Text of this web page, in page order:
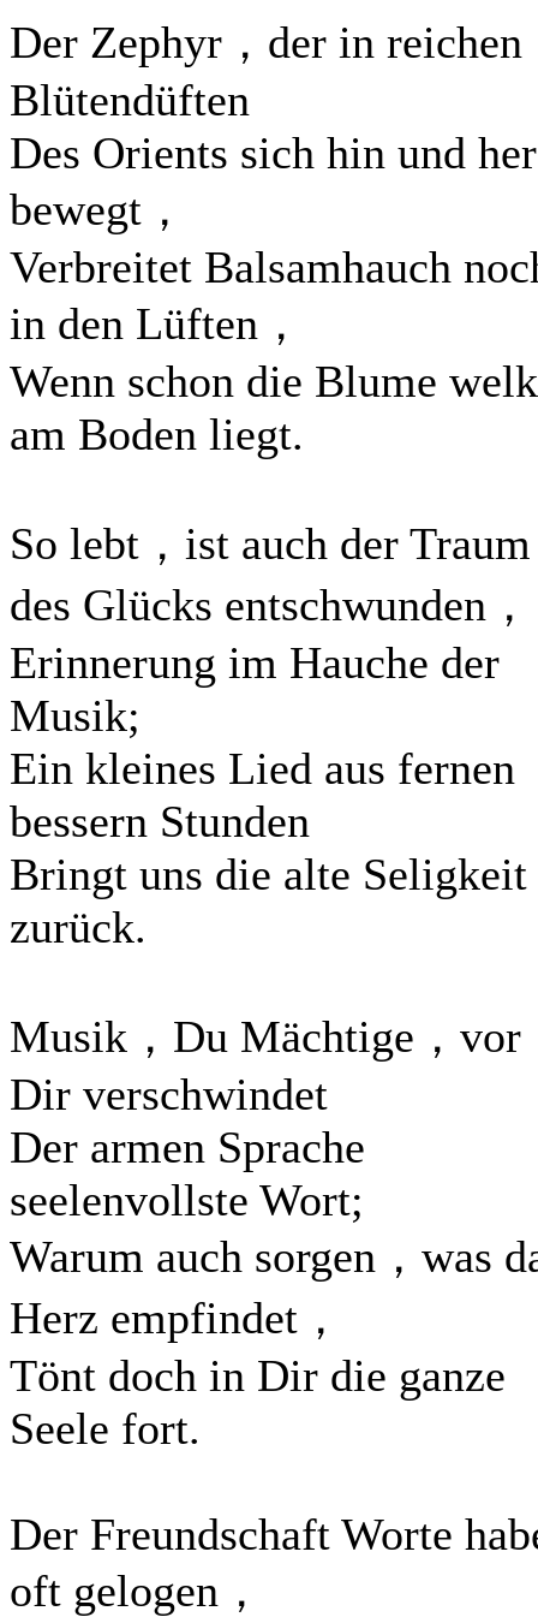
Der Zephyr，der in reichen
Blütendüften
Des Orients sich hin und her
bewegt，
Verbreitet Balsamhauch
in den Lüften，
Wenn schon die Blume welk
am Boden liegt.
So lebt，ist auch der Traum
des Glücks entschwunden，
Erinnerung im Hauche der
Musik;
Ein kleines Lied aus fernen
bessern Stunden
Bringt uns die alte Seligkeit
zurück.
Musik，Du Mächtige，vor
Dir verschwindet
Der armen Sprache
seelenvollste Wort;
Warum auch sorgen，was
Herz empfindet，
Tönt doch in Dir die ganze
Seele fort.
Der Freundschaft Worte
oft gelogen，